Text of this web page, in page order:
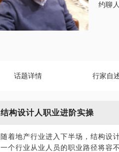
约聊
话题详情 行家自
结构设计人职业进阶实操
随着地产行业进入下半场，结构设
一个行业从业人员的职业路径将容